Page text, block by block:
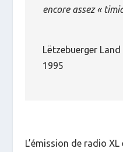
encore assez «
Lëtzebuerger
1995
L’émission de radio